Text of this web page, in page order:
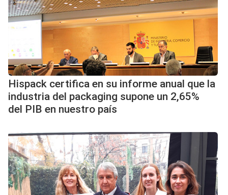
Hispack certifica en su informe anual que la
industria del packaging supone un 2,65%
del PIB en nuestro país